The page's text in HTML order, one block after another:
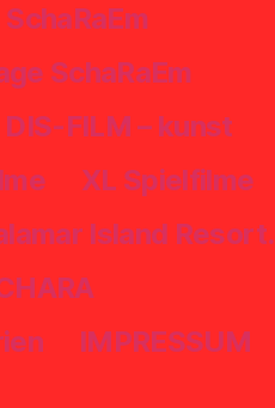
SchaRaEm
FILM – kunst
XL Spielfilme
Island Resort.
IMPRESSUM